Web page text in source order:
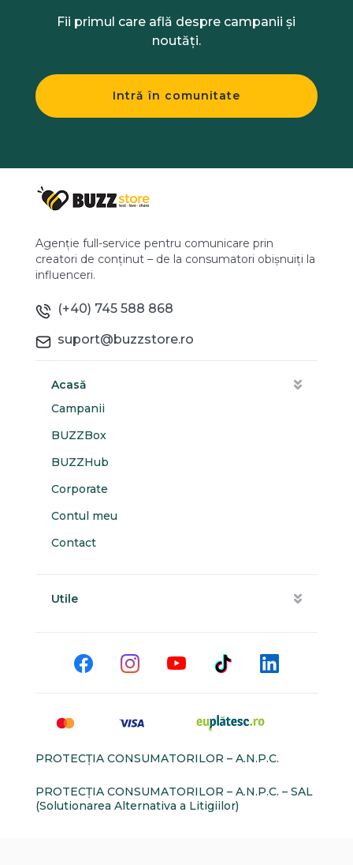
Fii primul care află despre campanii și
noutăți.
Intră în comunitate
Agenție full-service pentru comunicare prin
creatori de conținut – de la consumatori obișnuiți la
influenceri.
(+40) 745 588 868
suport@buzzstore.ro
Acasă
Campanii
BUZZBox
BUZZHub
Corporate
Contul meu
Contact
Utile
PROTECŢIA CONSUMATORILOR – A.N.P.C.
PROTECŢIA CONSUMATORILOR – A.N.P.C. – SAL
(Solutionarea Alternativa a Litigiilor)